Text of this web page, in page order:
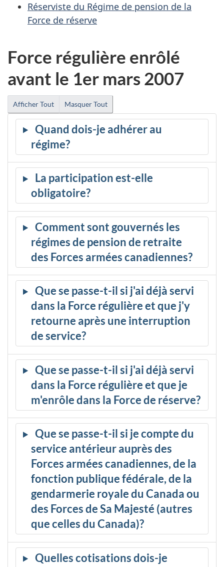
Réserviste du Régime de pension de la
Force de réserve
Force régulière enrôlé
avant le 1er mars 2007
Afficher Tout Masquer Tout
Quand dois-je adhérer au
régime?
La participation est-elle
obligatoire?
Comment sont gouvernés les
régimes de pension de retraite
des Forces armées canadiennes?
Que se passe-t-il si j'ai déjà servi
dans la Force régulière et que j'y
retourne après une interruption
de service?
Que se passe-t-il si j'ai déjà servi
dans la Force régulière et que je
m'enrôle dans la Force de réserve?
Que se passe-t-il si je compte du
service antérieur auprès des
Forces armées canadiennes, de la
fonction publique fédérale, de la
gendarmerie royale du Canada ou
des Forces de Sa Majesté (autres
que celles du Canada)?
Quelles cotisations dois-je